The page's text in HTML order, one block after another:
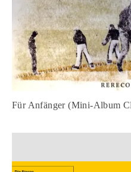
Für Anfänger (Mini-Album